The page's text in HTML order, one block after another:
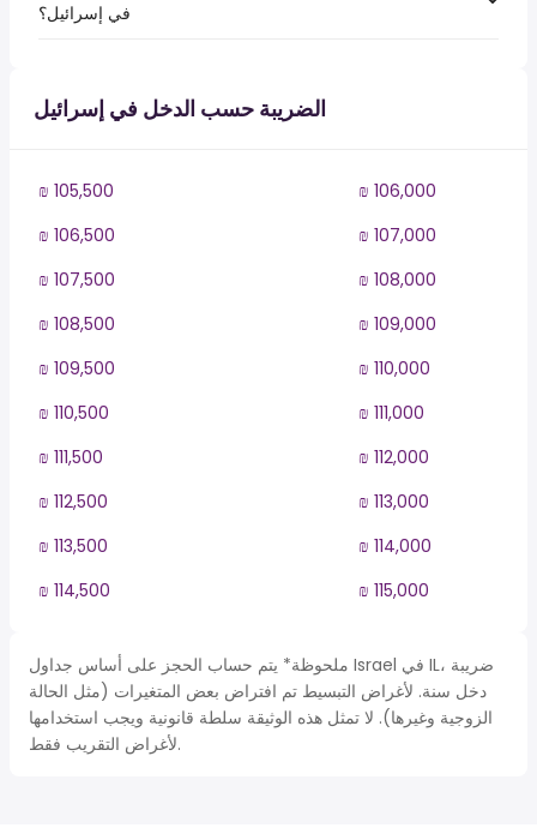
في إسرائيل؟
الضريبة حسب الدخل في إسرائيل
₪ 105,500
₪ 106,000
₪ 106,500
₪ 107,000
₪ 107,500
₪ 108,000
₪ 108,500
₪ 109,000
₪ 109,500
₪ 110,000
₪ 110,500
₪ 111,000
₪ 111,500
₪ 112,000
₪ 112,500
₪ 113,000
₪ 113,500
₪ 114,000
₪ 114,500
₪ 115,000
ملحوظة* يتم حساب الحجز على أساس جداول Israel في IL، ضريبة
دخل سنة. لأغراض التبسيط تم افتراض بعض المتغيرات (مثل الحالة
الزوجية وغيرها). لا تمثل هذه الوثيقة سلطة قانونية ويجب استخدامها
لأغراض التقريب فقط.